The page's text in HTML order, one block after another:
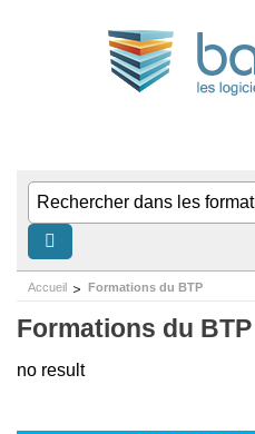
Accueil Formations du BTP
Formations du BTP
no result